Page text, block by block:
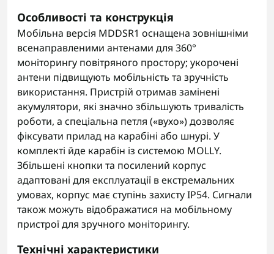
Особливості та конструкція
Мобільна версія MDDSR1 оснащена зовнішніми
всенаправленими антенами для 360°
моніторингу повітряного простору; укорочені
антени підвищують мобільність та зручність
використання. Пристрій отримав замінені
акумулятори, які значно збільшують тривалість
роботи, а спеціальна петля («вухо») дозволяє
фіксувати прилад на карабіні або шнурі. У
комплекті йде карабін із системою MOLLY.
Збільшені кнопки та посилений корпус
адаптовані для експлуатації в екстремальних
умовах, корпус має ступінь захисту IP54. Сигнали
також можуть відображатися на мобільному
пристрої для зручного моніторингу.
Технічні характеристики